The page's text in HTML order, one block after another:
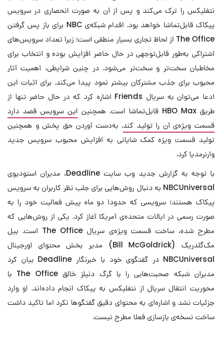
نتفلیکس را ترک می‌کند و پس از آن به صورت انحصاری در سرویس
پیکاک قابل‌تماشا خواهد بود. اقدام شبکه‌ی NBC برای باز پس گرفتن
The Office از لحاظ تجاری بسیار منطقی است؛ زیرا تعداد سرویس‌های
اشتراکی به‌طور قابل‌توجهی در حال حاضر افزایش بوده و انتخاب برای
مخاطبان سخت‌تر و سخت‌تر می‌شود. در چنین شرایطی، اهمیت آثار
محبوب برای جذب مشترکان بیشتر نمود پیدا می‌کند. برای اثبات این
ادعا می‌توان به سریال Friends اشاره کرد که در حال حاضر تنها از
طریق HBO Max قابل‌تماشا است. همچنین
این سرویس قصد دارد
قسمت ویژه‌ی آن را تولید کند. به‌دست آوردن حق پخش و همچنین
تولید قسمت ویژه کمک شایانی به افزایش محبوب سرویس جدید
وارنرمدیا کرد.
با توجه به گزارش جدید وب سایت Deadline، مدیران استودیوی
NBCUniversal به دنبال روش‌هایی برای جلب نظر کاربران به سرویس
پیکاک هستند؛ سرویسی که حدودا دو ماه پیش فعالیت خود را به
صورت رسمی در ایالات متحده‌ی آمریکا آغاز کرد. یکی از روش‌هایی که
مطرح شده، ساخت قسمت ویژه‌ی سریال The Office است. بیل
مک‌گلدریک (Bill McGoldrick) مدیر بخش محتوای اورجینال
NBCUniversal در گفتگوی خود با خبرنگار Deadline بیان کرد
مدیران شبکه صحبت‌هایی را با گرگ دنیلز خالق The Office با
محوریت انتقال سریال از نتفلیکس به پیکاک انجام داده‌اند. او وارد
جزئیات نشد و اشاره‌ای به محتوای دقیق گفتگوها نکرد اما تاکید داشت
ساخت نسخه‌ی بازسازی فعلا مطرح نیست.